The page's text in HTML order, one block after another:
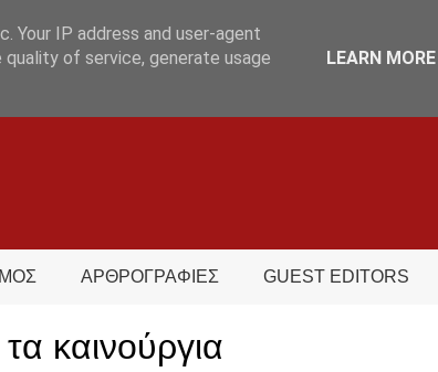
ΑΡΘΡΟΓΡΑΦΙΕΣ GUEST EDITORS
καινούργια
Your IP address and user-agent
of service, generate usage
LEARN MORE